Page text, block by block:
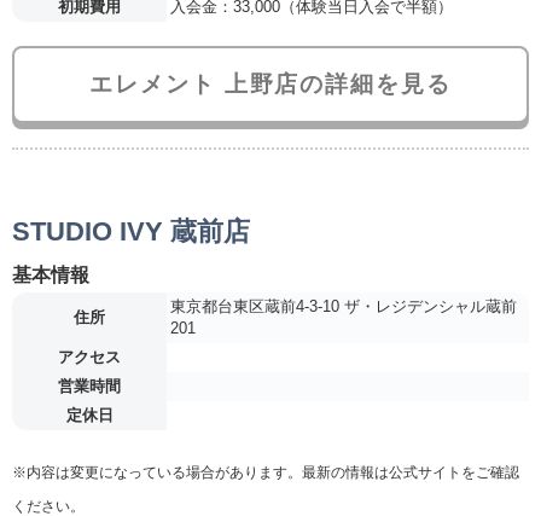
初期費用
入会金：33,000（体験当日入会で半額）
エレメント 上野店の詳細を見る
STUDIO IVY 蔵前店
基本情報
住所
東京都台東区蔵前4-3-10 ザ・レジデンシャル蔵前
201
アクセス
営業時間
定休日
※内容は変更になっている場合があります。最新の情報は公式サイトをご確認
ください。